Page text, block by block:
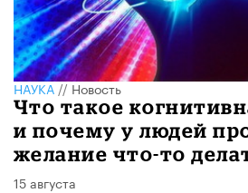
НАУКА//Новость
Что такое
и почему у людей
желание что-то
15 августа